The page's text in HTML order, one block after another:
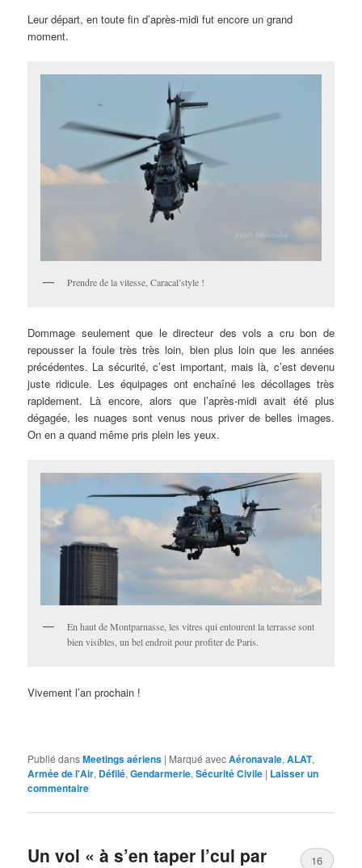
Leur départ, en toute fin d’après-midi fut encore un grand
moment.
Prendre de la vitesse, Caracal’style !
Dommage seulement que le directeur des vols a cru bon de
repousser la foule très très loin, bien plus loin que les années
précédentes. La sécurité, c’est important, mais là, c’est devenu
juste ridicule. Les équipages ont enchaîné les décollages très
rapidement. Là encore, alors que l’après-midi avait été plus
dégagée, les nuages sont venus nous priver de belles images.
On en a quand même pris plein les yeux.
En haut de Montparnasse, les vitres qui entourent la terrasse sont
bien visibles, un bel endroit pour profiter de Paris.
Vivement l’an prochain !
Publié dansMeetings aériens | Marqué avecAéronavale,ALAT,
Armée de l'Air, Défilé,Gendarmerie,Sécurité Civile | Laisser un
commentaire
Un vol « à s’en taper l’cul par
16